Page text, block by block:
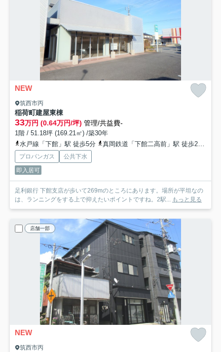
NEW
筑西市丙
稲荷町建屋東棟
33万円 (0.64万円/坪) 管理/共益費-
1階 / 51.18坪 (169.21㎡) /築30年
水戸線「下館」駅 徒歩5分
真岡鉄道「下館二高前」駅 徒歩27分
プロパンガス
公共下水
即入居可
足利銀行 下館支店が歩いて269mのところにあります。場所が平坦なの
は、ランニングをする上で抑えたいポイントですね。2駅... もっと見る
店舗一部
NEW
筑西市丙